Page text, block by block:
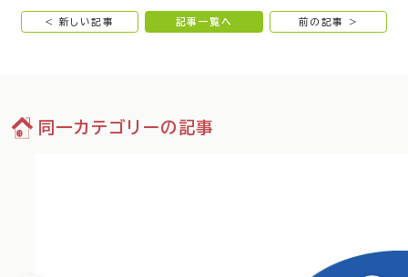
< 新しい記事 記事一覧へ 前の記事 >
同一カテゴリーの記事